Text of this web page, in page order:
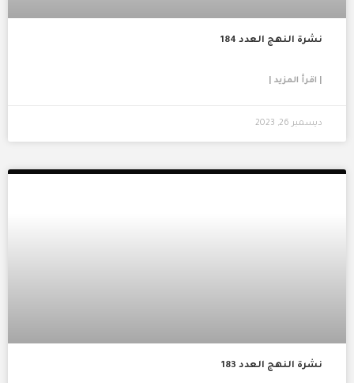
نشرة النهج العدد 184
| اقرأ المزيد |
ديسمبر 26, 2023
نشرة النهج العدد 183